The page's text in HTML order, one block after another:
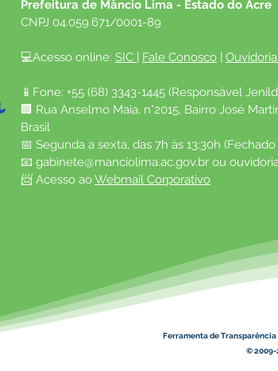
Prefeitura de Mâncio Lima - Estado do Acre
CNPJ 04.059.671/0001-89
💻Acesso online: SIC | Fale Conosco | Ouvidoria
📱Fone: +55 (68) 3343-1445 (Responsável
🏢 Rua Anselmo Maia, n°2015, Bairro José
Brasil
📅 Segunda a sexta, das 7h às 13:30h
📧 gabinete@manciolima.ac.gov.br ou
📨 Acesso ao Webmail Corporativo
Ferramenta de
© 2009-